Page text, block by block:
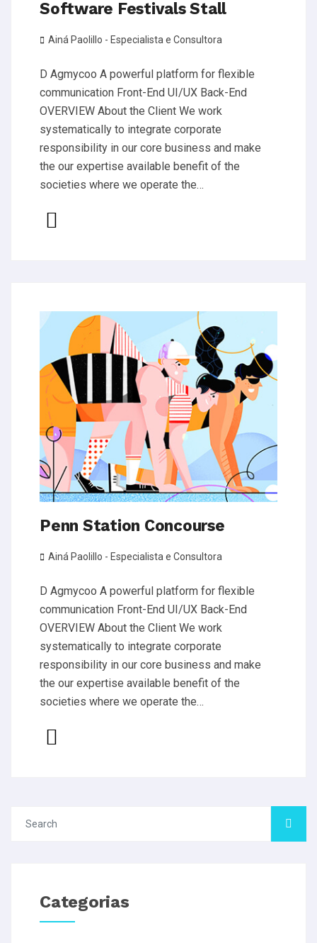
Software Festivals Stall
Ainá Paolillo - Especialista e Consultora
D Agmycoo A powerful platform for flexible
communication Front-End UI/UX Back-End
OVERVIEW About the Client We work
systematically to integrate corporate
responsibility in our core business and make
the our expertise available benefit of the
societies where we operate the…
Penn Station Concourse
Ainá Paolillo - Especialista e Consultora
D Agmycoo​ A powerful platform for flexible
communication Front-End UI/UX Back-End
OVERVIEW About the Client We work
systematically to integrate corporate
responsibility in our core business and make
the our expertise available benefit of the
societies where we operate the…
Categorias